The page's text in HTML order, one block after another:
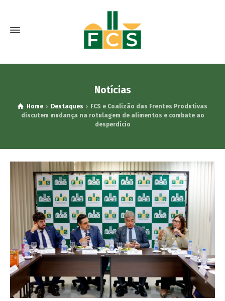
Notícias
Home Destaques
FCS e Coalizão das Frentes Produtivas
discutem mudança na rotulagem de alimentos e combate ao
desperdício